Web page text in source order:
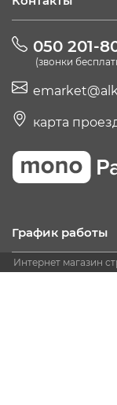
050 201-
(звонки
карта
График работы
Интернет магазин